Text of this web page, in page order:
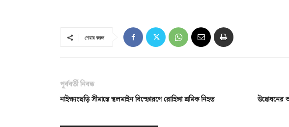
শেয়ার করুন
পূর্ববর্তী নিবন্ধ
নাইক্ষ্যংছড়ি সীমান্তে স্থলমাইন বিস্ফোরণে রোহিঙ্গা শ্রমিক নিহত